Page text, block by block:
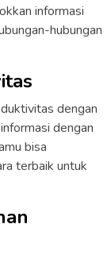
informasi
hubungan
dengan
dengan
bisa
terbaik untuk